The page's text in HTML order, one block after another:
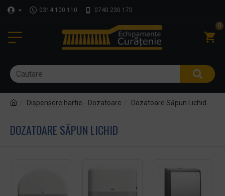
0314 100 110 0740 230 170
0
Dispensere hartie - Dozatoare Dozatoare Săpun Lichid
DOZATOARE SĂPUN LICHID